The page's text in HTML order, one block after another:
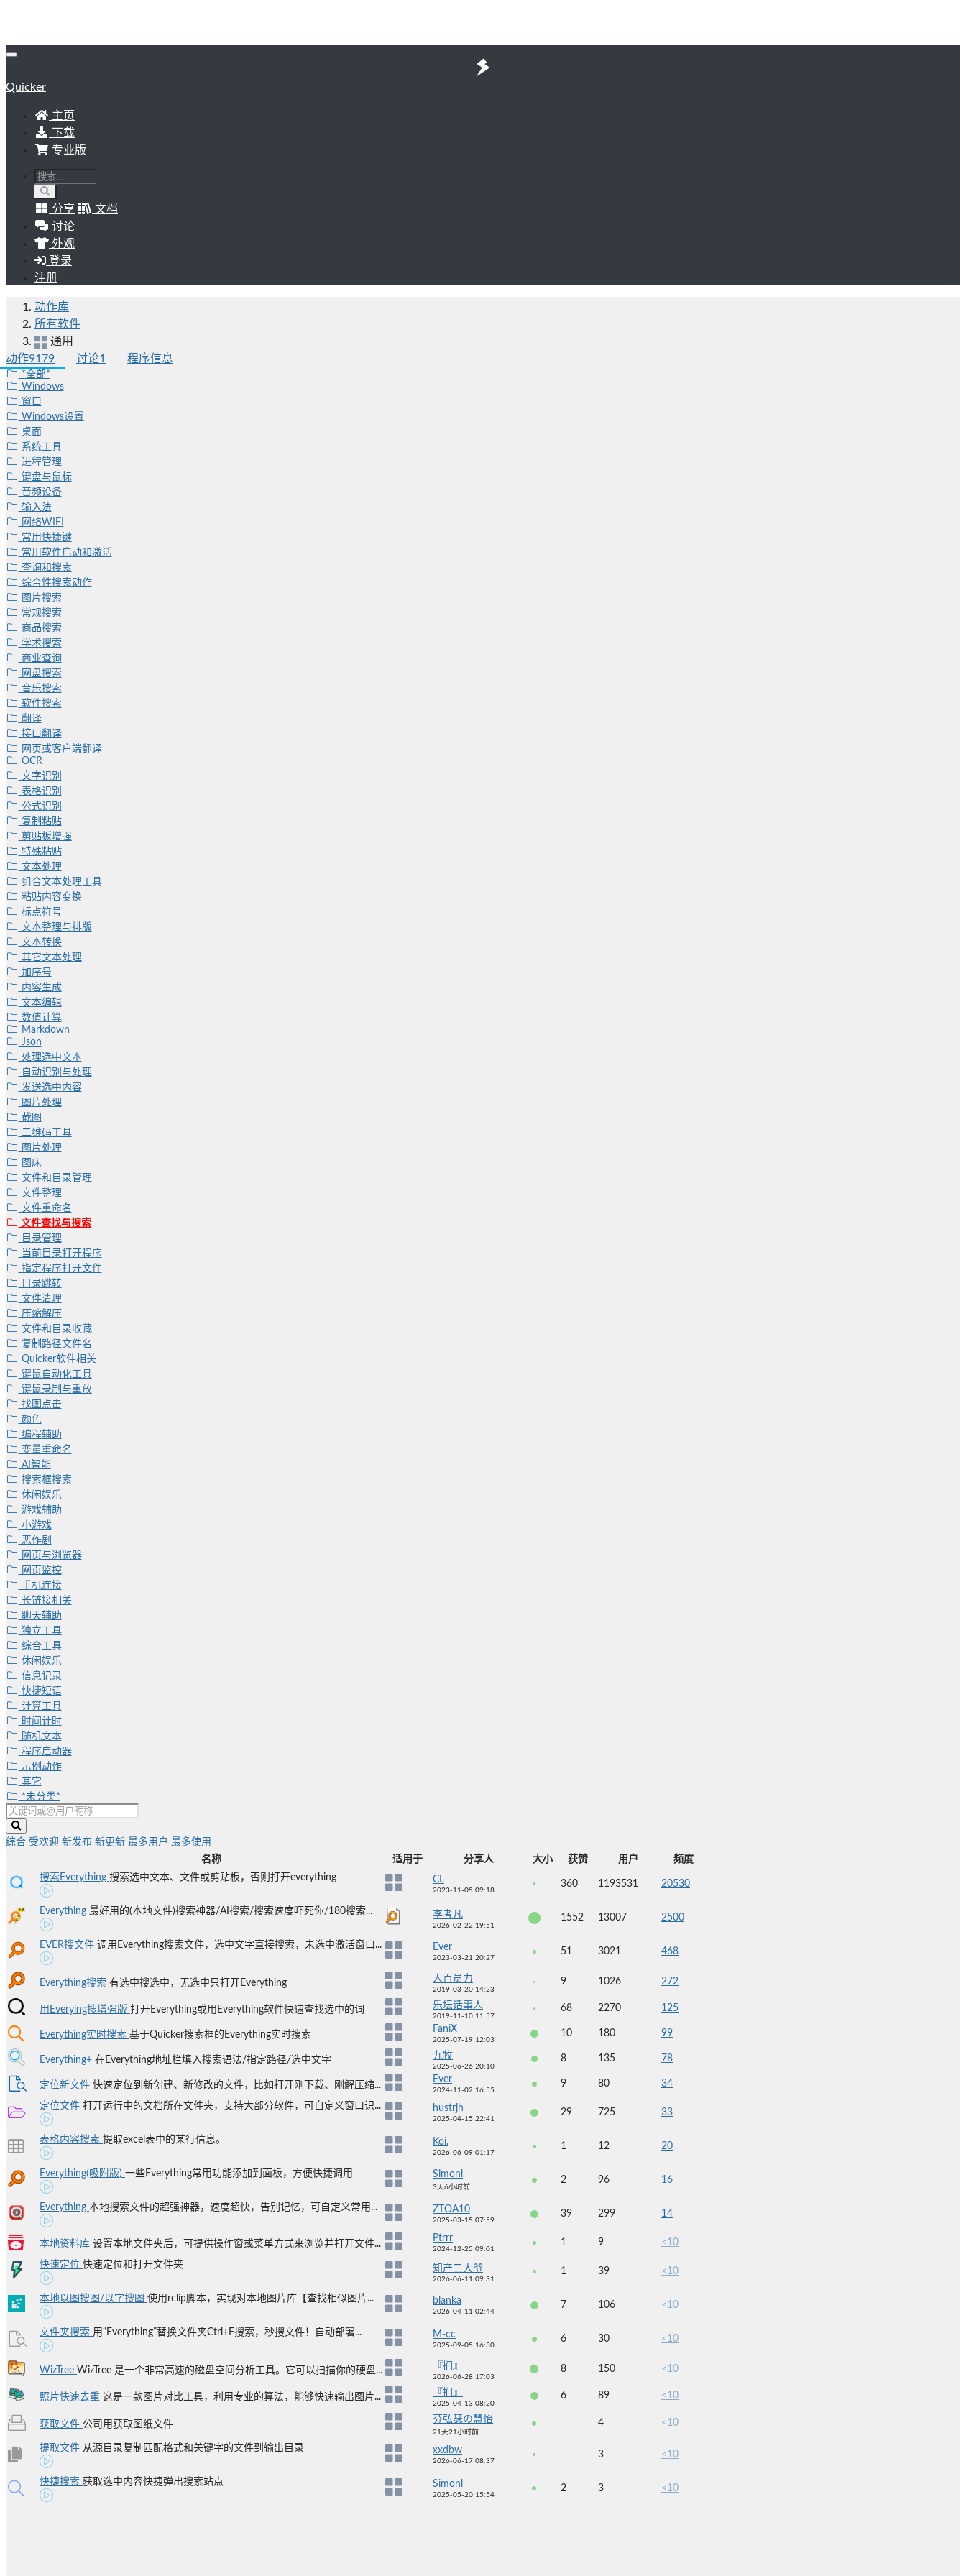
Quicker
主页
下载
专业版
分享
文档
讨论
外观
登录
注册
动作库
所有软件
通用
动作9179 讨论1 程序信息
*全部*
Windows
窗口
Windows设置
桌面
系统工具
进程管理
键盘与鼠标
音频设备
输入法
网络WIFI
常用快捷键
常用软件启动和激活
查询和搜索
综合性搜索动作
图片搜索
常规搜索
商品搜索
学术搜索
商业查询
网盘搜索
音乐搜索
软件搜索
翻译
接口翻译
网页或客户端翻译
OCR
文字识别
表格识别
公式识别
复制粘贴
剪贴板增强
特殊粘贴
文本处理
组合文本处理工具
粘贴内容变换
标点符号
文本整理与排版
文本转换
其它文本处理
加序号
内容生成
文本编辑
数值计算
Markdown
Json
处理选中文本
自动识别与处理
发送选中内容
图片处理
截图
二维码工具
图片处理
图床
文件和目录管理
文件整理
文件重命名
文件查找与搜索
目录管理
当前目录打开程序
指定程序打开文件
目录跳转
文件清理
压缩解压
文件和目录收藏
复制路径文件名
Quicker软件相关
键鼠自动化工具
键鼠录制与重放
找图点击
颜色
编程辅助
变量重命名
AI智能
搜索框搜索
休闲娱乐
游戏辅助
小游戏
恶作剧
网页与浏览器
网页监控
手机连接
长链接相关
聊天辅助
独立工具
综合工具
休闲娱乐
信息记录
快捷短语
计算工具
时间计时
随机文本
程序启动器
示例动作
其它
*未分类*
综合 受欢迎 新发布 新更新 最多用户 最多使用
名称
适用于 分享人 大小 获赞 用户
频度
搜索Everything 搜索选中文本、文件或剪贴板，否则打开everything CL
2023-11-05 09:18
360 1193531 20530
Everything 最好用的(本地文件)搜索神器/AI搜索/搜索速度吓死你/180搜索... 李考凡
2026-02-22 19:51
1552 13007 2500
EVER搜文件 调用Everything搜索文件，选中文字直接搜索，未选中激活窗口... Ever
2023-03-21 20:27
51 3021 468
Everything搜索 有选中搜选中，无选中只打开Everything 人百员力
2019-03-20 14:23
9 1026 272
用Everying搜增强版 打开Everything或用Everything软件快速查找选中的词 乐坛话事人
2019-11-10 11:57
68 2270 125
Everything实时搜索 基于Quicker搜索框的Everything实时搜索
FaniX
2025-07-19 12:03
10 180 99
Everything+ 在Everything地址栏填入搜索语法/指定路径/选中文字 九牧
2025-06-26 20:10
8 135 78
定位新文件 快速定位到新创建、新修改的文件，比如打开刚下载、刚解压缩...
Ever
2024-11-02 16:55
9 80 34
定位文件 打开运行中的文档所在文件夹，支持大部分软件，可自定义窗口识... hustrjh
2025-04-15 22:41
29 725 33
表格内容搜索 提取excel表中的某行信息。 Koi.
2026-06-09 01:17
1 12 20
Everything(吸附版) 一些Everything常用功能添加到面板，方便快捷调用 Simonl
3天6小时前
2 96 16
Everything 本地搜索文件的超强神器，速度超快，告别记忆，可自定义常用... ZTOA10
2025-03-15 07:59
39 299 14
本地资料库 设置本地文件夹后，可提供操作窗或菜单方式来浏览并打开文件...
Ptrrr
2024-12-25 09:01
1 9 <10
快速定位 快速定位和打开文件夹 知产二大爷
2026-06-11 09:31
1 39 <10
本地以图搜图/以字搜图 使用rclip脚本，实现对本地图片库【查找相似图片... blanka
2026-04-11 02:44
7 106 <10
文件夹搜索 用“Everything”替换文件夹Ctrl+F搜索，秒搜文件！自动部署... M-cc
2025-09-05 16:30
6 30 <10
WizTree WizTree 是一个非常高速的磁盘空间分析工具。它可以扫描你的硬盘... 『扪』
2026-06-28 17:03
8 150 <10
照片快速去重 这是一款图片对比工具，利用专业的算法，能够快速输出图片... 『扪』
2025-04-13 08:20
6 89 <10
获取文件 公司用获取图纸文件 芬弘瑟の慧怡
21天21小时前
4 <10
提取文件 从源目录复制匹配格式和关键字的文件到输出目录 xxdbw
2026-06-17 08:37
3 <10
快捷搜索 获取选中内容快捷弹出搜索站点 Simonl
2025-05-20 15:54
2 3 <10